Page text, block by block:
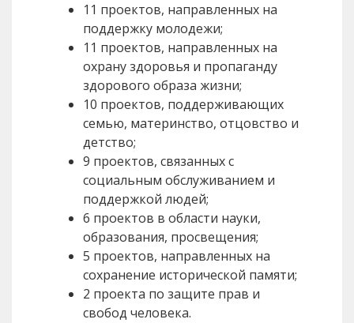
11 проектов, направленных на
поддержку молодежи;
11 проектов, направленных на
охрану здоровья и пропаганду
здорового образа жизни;
10 проектов, поддерживающих
семью, материнство, отцовство и
детство;
9 проектов, связанных с
социальным обслуживанием и
поддержкой людей;
6 проектов в области науки,
образования, просвещения;
5 проектов, направленных на
сохранение исторической памяти;
2 проекта по защите прав и
свобод человека.